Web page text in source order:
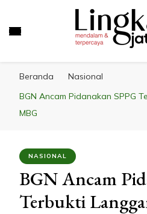
Beranda
Nasional
BGN Ancam Pidanakan SPPG
MBG
NASIONAL
BGN Ancam
Terbukti